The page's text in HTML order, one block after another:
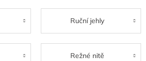
Ruční jehly
Režné nitě